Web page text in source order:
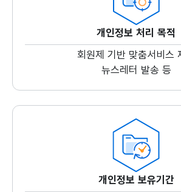
개인정보 처리 목적
회원제 기반 맞춤서비스
뉴스레터 발송 등
개인정보 보유기간